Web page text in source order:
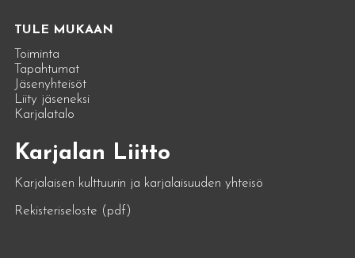
TULE MUKAAN
Toiminta
Tapahtumat
Jäsenyhteisöt
Liity jäseneksi
Karjalatalo
Karjalan Liitto
Karjalaisen kulttuurin ja karjalaisuuden yhteisö
Rekisteriseloste (pdf)